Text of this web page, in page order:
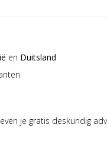
en Duitsland
je gratis deskundig